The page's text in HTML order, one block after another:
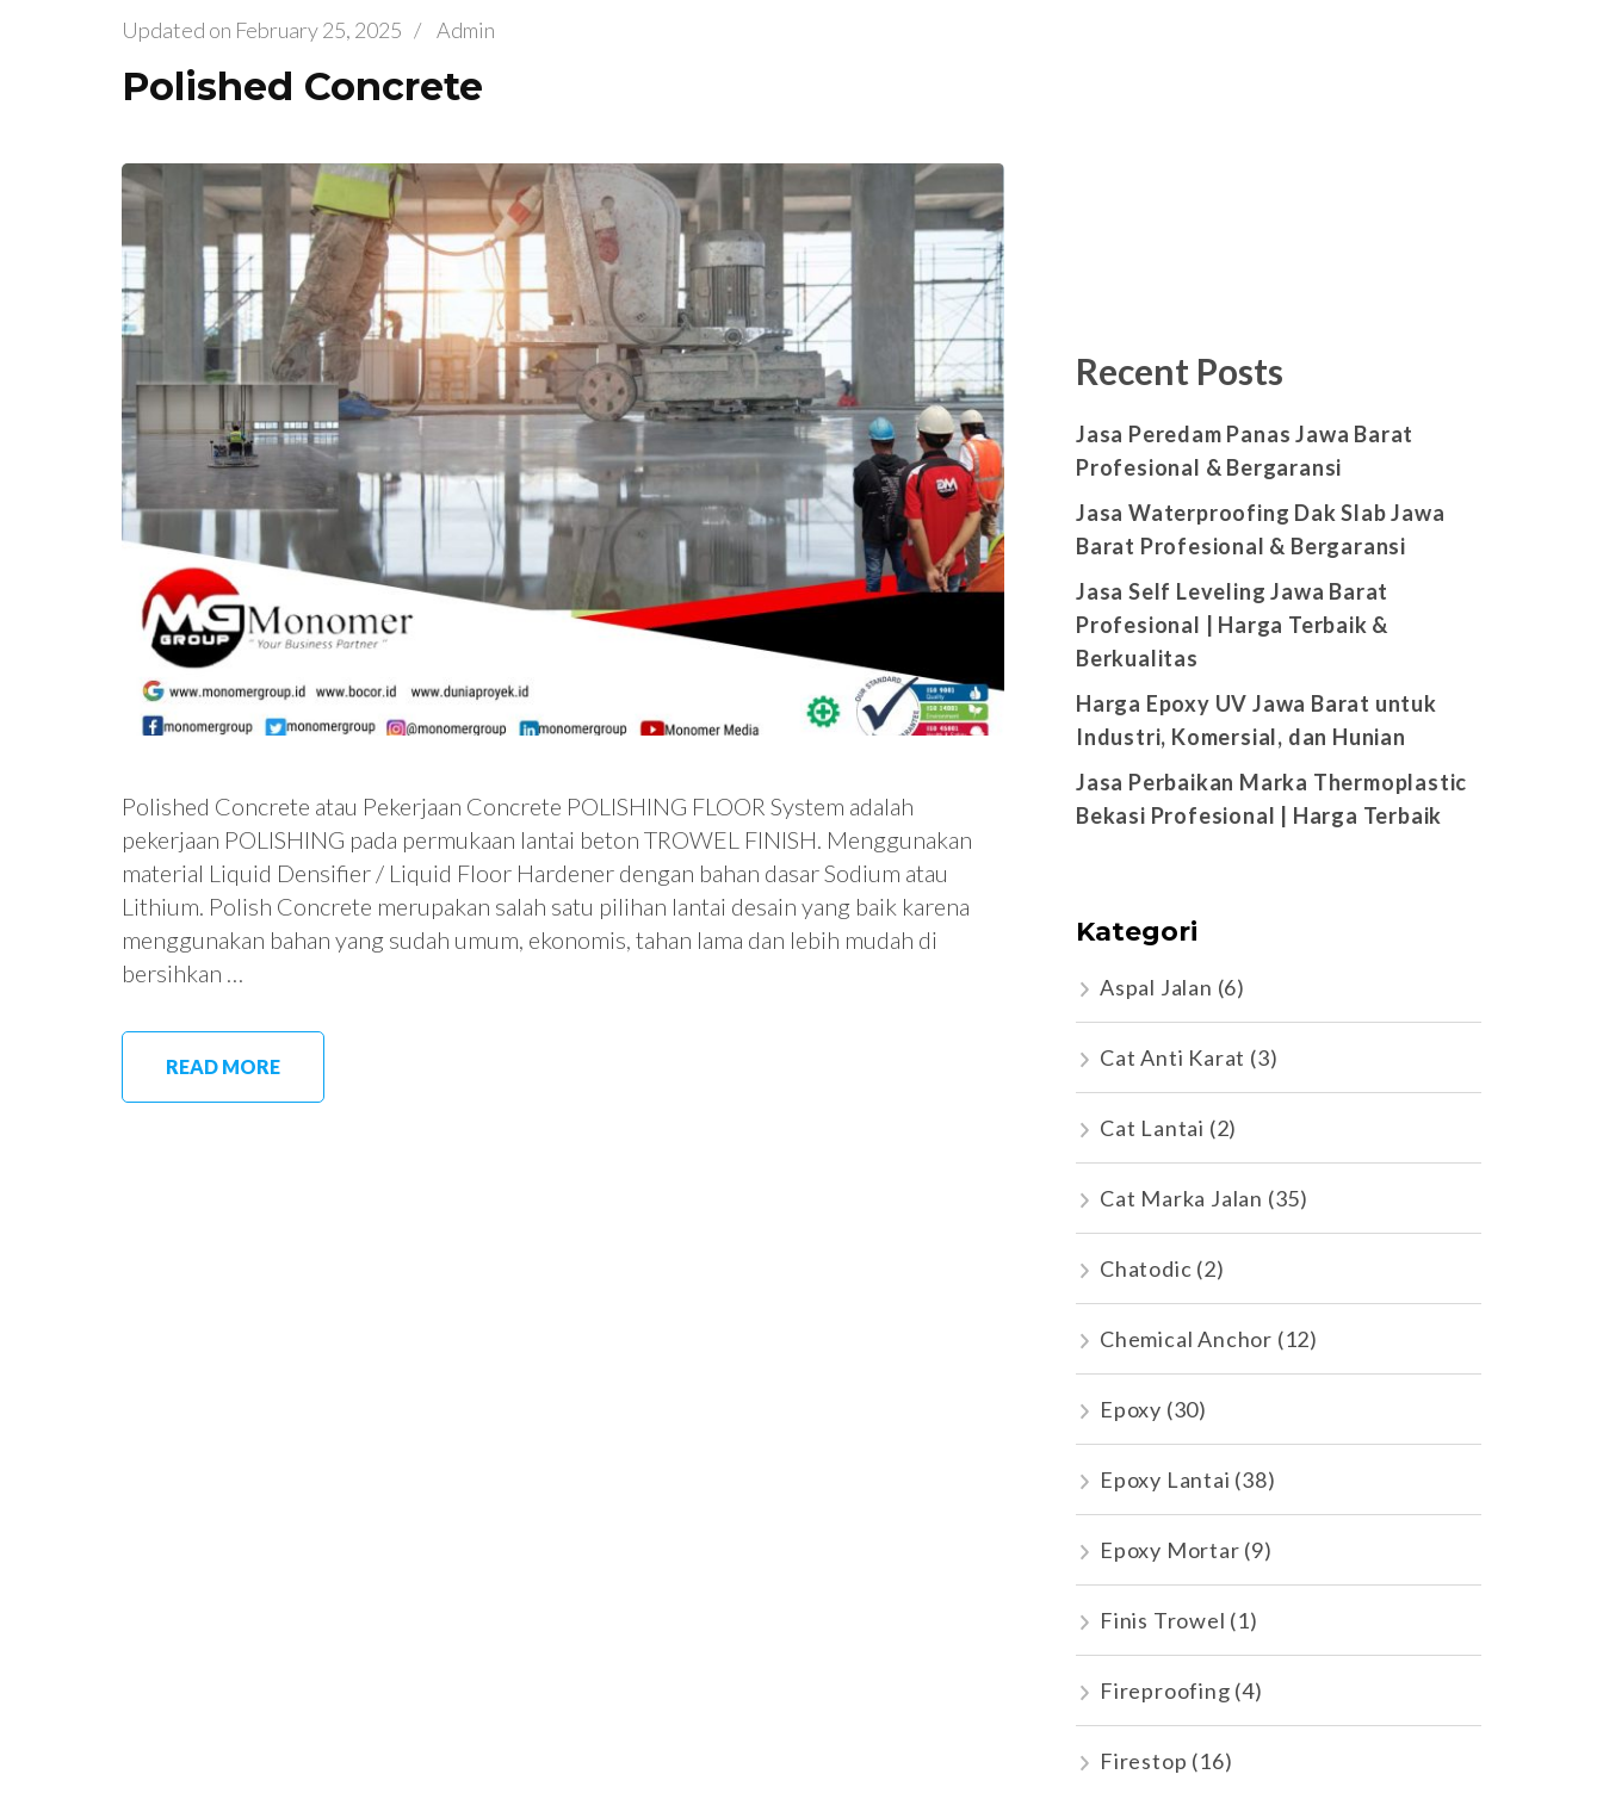
Updated on February 25, 2025 / Admin
Polished Concrete
Polished Concrete atau Pekerjaan Concrete POLISHING FLOOR System adalah
pekerjaan POLISHING pada permukaan lantai beton TROWEL FINISH. Menggunakan
material Liquid Densifier / Liquid Floor Hardener dengan bahan dasar Sodium atau
Lithium. Polish Concrete merupakan salah satu pilihan lantai desain yang baik karena
menggunakan bahan yang sudah umum, ekonomis, tahan lama dan lebih mudah di
bersihkan …
READ MORE
Recent Posts
Jasa Peredam Panas Jawa Barat
Profesional & Bergaransi
Jasa Waterproofing Dak Slab Jawa
Barat Profesional & Bergaransi
Jasa Self Leveling Jawa Barat
Profesional | Harga Terbaik &
Berkualitas
Harga Epoxy UV Jawa Barat untuk
Industri, Komersial, dan Hunian
Jasa Perbaikan Marka Thermoplastic
Bekasi Profesional | Harga Terbaik
Kategori
Aspal Jalan (6)
Cat Anti Karat (3)
Cat Lantai (2)
Cat Marka Jalan (35)
Chatodic (2)
Chemical Anchor (12)
Epoxy (30)
Epoxy Lantai (38)
Epoxy Mortar (9)
Finis Trowel (1)
Fireproofing (4)
Firestop (16)